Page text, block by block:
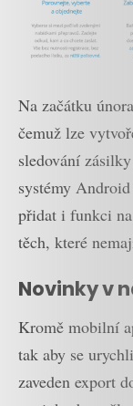
Na začátku
čemuž lze
sledování
systémy
přidat i funkci
těch, které
Novinky v
Kromě mobilní
tak aby se
zaveden export